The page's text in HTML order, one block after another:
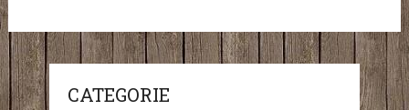
CATEGORIE